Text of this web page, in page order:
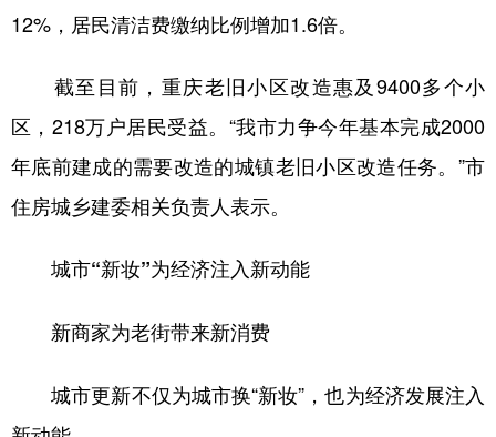
12%，居民清洁费缴纳比例增加1.6倍。
截至目前，重庆老旧小区改造惠及9400多个小
区，218万户居民受益。“我市力争今年基本完成2000
年底前建成的需要改造的城镇老旧小区改造任务。”市
住房城乡建委相关负责人表示。
城市“新妆”为经济注入新动能
新商家为老街带来新消费
城市更新不仅为城市换“新妆”，也为经济发展注入